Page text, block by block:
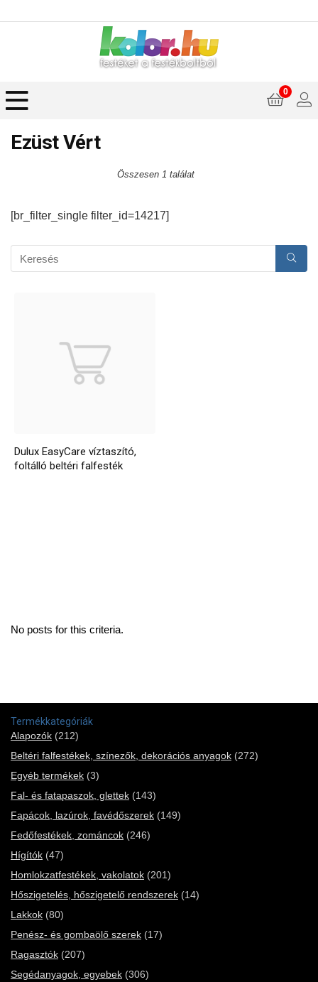
0
Ezüst Vért
Összesen 1 találat
[br_filter_single filter_id=14217]
Dulux EasyCare víztaszító,
foltálló beltéri falfesték
No posts for this criteria.
Termékkategóriák
Alapozók (212)
Beltéri falfestékek, színezők, dekorációs anyagok (272)
Egyéb termékek (3)
Fal- és fatapaszok, glettek (143)
Fapácok, lazúrok, favédőszerek (149)
Fedőfestékek, zománcok (246)
Hígítók (47)
Homlokzatfestékek, vakolatok (201)
Hőszigetelés, hőszigetelő rendszerek (14)
Lakkok (80)
Penész- és gombaölő szerek (17)
Ragasztók (207)
Segédanyagok, egyebek (306)